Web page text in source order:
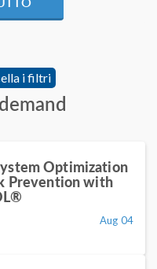
i filtri
Optimization
Prevention with
Aug 04